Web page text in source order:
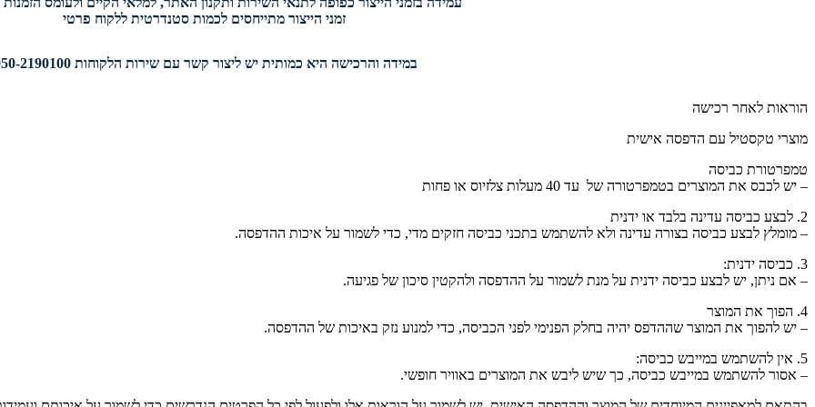
זמני הייצור מתייחסים לכמות סטנדרטית ללקוח פרטי
במידה והרכישה היא כמותית יש ליצור קשר עם שירות הלקוחות 050-2190100.
הוראות לאחר רכישה
מוצרי טקסטיל עם הדפסה אישית
טמפרטורת כביסה
– יש לכבס את המוצרים בטמפרטורה של עד 40 מעלות צלזיוס או פחות
2. לבצע כביסה עדינה בלבד או ידנית
– מומלץ לבצע כביסה בצורה עדינה ולא להשתמש בתכני כביסה חזקים מדי, כדי לשמור על איכות ההדפסה.
3. כביסה ידנית:
– אם ניתן, יש לבצע כביסה ידנית על מנת לשמור על ההדפסה ולהקטין סיכון של פגיעה.
4. הפוך את המוצר
– יש להפוך את המוצר שההדפס יהיה בחלק הפנימי לפני הכביסה, כדי למנוע נזק באיכות של ההדפסה.
5. אין להשתמש במייבש כביסה:
– אסור להשתמש במייבש כביסה, כך שיש ליבש את המוצרים באוויר חופשי.